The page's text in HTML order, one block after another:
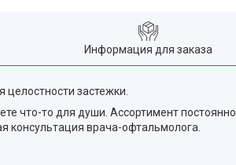
Информация для заказа
застежки.
что-то для души. Ассортимент постоянно
консультация врача-офтальмолога.